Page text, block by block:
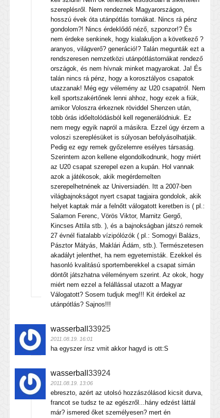
szereplésről. Nem rendeznek Magyarországon,
hosszú évek óta utánpótlás tornákat. Nincs rá pénz
gondolom?! Nincs érdeklődő néző, szponzor!? És
nem érdeke senkinek, hogy kialakuljon a következő ?
aranyos, világverő? generáció!? Talán megunták ezt a
rendszeresen nemzetközi utánpótlástornákat rendező
országok, és nem hívnak minket magyarokat. Ja! És
talán nincs rá pénz, hogy a korosztályos csapatok
utazzanak! Még egy vélemény az U20 csapatról. Nem
kell sportszakértőnek lenni ahhoz, hogy ezek a fiúk,
amikor Voloszra érkeznek röviddel Shenzen után,
több órás időeltolódásból kell regenerálódniuk. Ez
nem megy egyik napról a másikra. Ezzel úgy érzem a
voloszi szereplésüket is súlyosan befolyásolhatják.
Pedig ez egy remek győzelemre esélyes társaság.
Szerintem azon kellene elgondolkodnunk, hogy miért
az U20 csapat szerepel ezen a kupán. Hol vannak
azok a játékosok, akik megérdemelten
szerepelhetnének az Universiadén. Itt a 2007-ben
világbajnokságot nyert csapat tagjaira gondolok, akik
helyet kaptak már a felnőtt válogatott keretben is ( pl.:
Salamon Ferenc, Vörös Viktor, Marnitz Gergő,
Kincses Attila stb. ), és a bajnokságban játszó remek
27 évnél fiatalabb vízipólózók ( pl.: Somogyi Balázs,
Pásztor Mátyás, Maklári Ádám, stb.). Természetesen
akadályt jelenthet, ha nem egyetemisták. Ezekkel és
hasonló kvalitású sportemberekkel a csapat simán
döntőt játszhatna véleményem szerint. Az okok, hogy
miért nem ezzel a felállással utazott a Magyar
Válogatott? Sosem tudjuk meg!!! Kit érdekel az
utánpótlás? Sajnos!!!
wasserball 33925
2011.08.19. 16:01
ha egyszer írsz vmit akkor hagyd is ott:S
wasserball 33924
2011.08.19. 13:06
ebreszto, azért az utolsó hozzászólásod kicsit durva,
francot se tudsz te az egészről...hány edzést láttál
már? ismered őket személyesen? mert én